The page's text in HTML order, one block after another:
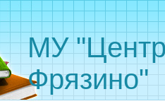
МУ
Фрязино"